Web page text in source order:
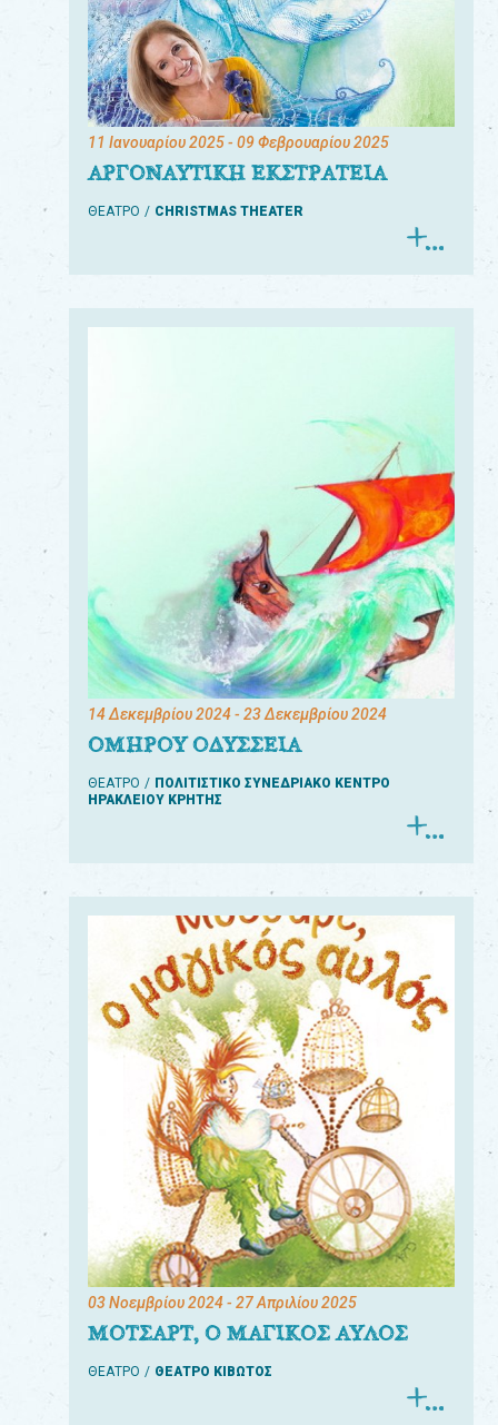
11 Ιανουαρίου 2025- 09 Φεβρουαρίου 2025
ΑΡΓΟΝΑΥΤΙΚΗ ΕΚΣΤΡΑΤΕΙΑ
ΘΕΑΤΡΟ CHRISTMAS THEATER
14 Δεκεμβρίου 2024- 23 Δεκεμβρίου 2024
ΟΜΗΡΟΥ ΟΔΥΣΣΕΙΑ
ΘΕΑΤΡΟ
ΠΟΛΙΤΙΣΤΙΚΟ ΣΥΝΕΔΡΙΑΚΟ ΚΕΝΤΡΟ
ΗΡΑΚΛΕΙΟΥ ΚΡΗΤΗΣ
03 Νοεμβρίου 2024- 27 Απριλίου 2025
ΜΟΤΣΑΡΤ, Ο ΜΑΓΙΚΟΣ ΑΥΛΟΣ
ΘΕΑΤΡΟ ΘΕΑΤΡΟ ΚΙΒΩΤΟΣ